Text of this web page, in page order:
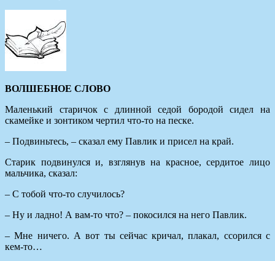
ВОЛШЕБНОЕ СЛОВО
Маленький старичок с длинной седой бородой сидел на
скамейке и зонтиком чертил что-то на песке.
– Подвиньтесь, – сказал ему Павлик и присел на край.
Старик подвинулся и, взглянув на красное, сердитое лицо
мальчика, сказал:
– С тобой что-то случилось?
– Ну и ладно! А вам-то что? – покосился на него Павлик.
– Мне ничего. А вот ты сейчас кричал, плакал, ссорился с
кем-то…